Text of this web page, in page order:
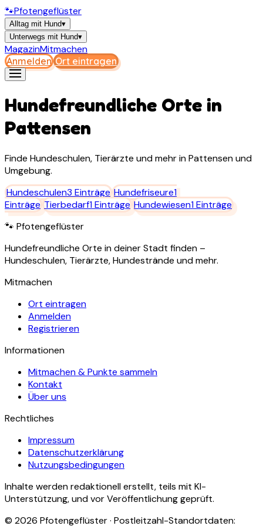
🐾Pfotengeflüster
Alltag mit Hund▾
Unterwegs mit Hund▾
MagazinMitmachen
Anmelden Ort eintragen
Hundefreundliche Orte in
Pattensen
Finde Hundeschulen, Tierärzte und mehr inPattensenund
Umgebung.
Hundeschulen3 Einträge Hundefriseure1
Einträge Tierbedarf1Einträge Hundewiesen1Einträge
🐾 Pfotengeflüster
Hundefreundliche Orte in deiner Stadt finden –
Hundeschulen, Tierärzte, Hundestrände und mehr.
Mitmachen
Ort eintragen
Anmelden
Registrieren
Informationen
Mitmachen & Punkte sammeln
Kontakt
Über uns
Rechtliches
Impressum
Datenschutzerklärung
Nutzungsbedingungen
Inhalte werden redaktionell erstellt, teils mit KI-
Unterstützung, und vor Veröffentlichung geprüft.
© 2026 Pfotengeflüster · Postleitzahl-Standortdaten: